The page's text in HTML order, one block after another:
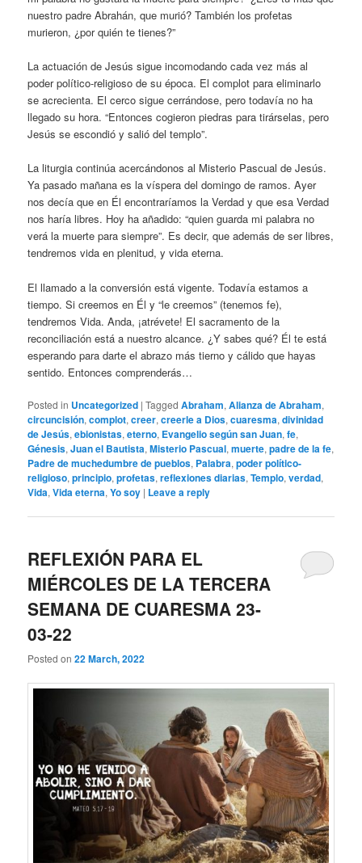
nuestro padre Abrahán, que murió? También los profetas
murieron, ¿por quién te tienes?”
La actuación de Jesús sigue incomodando cada vez más al
poder político-religioso de su época. El complot para eliminarlo
se acrecienta. El cerco sigue cerrándose, pero todavía no ha
llegado su hora. “Entonces cogieron piedras para tirárselas, pero
Jesús se escondió y salió del templo”.
La liturgia continúa acercándonos al Misterio Pascual de Jesús.
Ya pasado mañana es la víspera del domingo de ramos. Ayer
nos decía que en Él encontraríamos la Verdad y que esa Verdad
nos haría libres. Hoy ha añadido: “quien guarda mi palabra no
verá la muerte para siempre”. Es decir, que además de ser libres,
tendremos vida en plenitud, y vida eterna.
El llamado a la conversión está vigente. Todavía estamos a
tiempo. Si creemos en Él y “le creemos” (tenemos fe),
tendremos Vida. Anda, ¡atrévete! El sacramento de la
reconciliación está a nuestro alcance. ¿Y sabes qué? Él te está
esperando para darte el abrazo más tierno y cálido que hayas
sentido. Entonces comprenderás…
Posted in Uncategorized |Tagged Abraham,Alianza de Abraham,
circuncisión,complot,creer,creerle a Dios,cuaresma,divinidad
de Jesús,ebionistas,eterno, Evangelio según san Juan,fe,
Génesis,Juan el Bautista,Misterio Pascual,muerte,padre de la fe,
Padre de muchedumbre de pueblos, Palabra,poder político-
religioso,principio,profetas,reflexiones diarias,Templo,verdad,
Vida,Vida eterna,Yo soy | Leave a reply
REFLEXIÓN PARA EL
MIÉRCOLES DE LA TERCERA
SEMANA DE CUARESMA 23-
03-22
Posted on22 March, 2022